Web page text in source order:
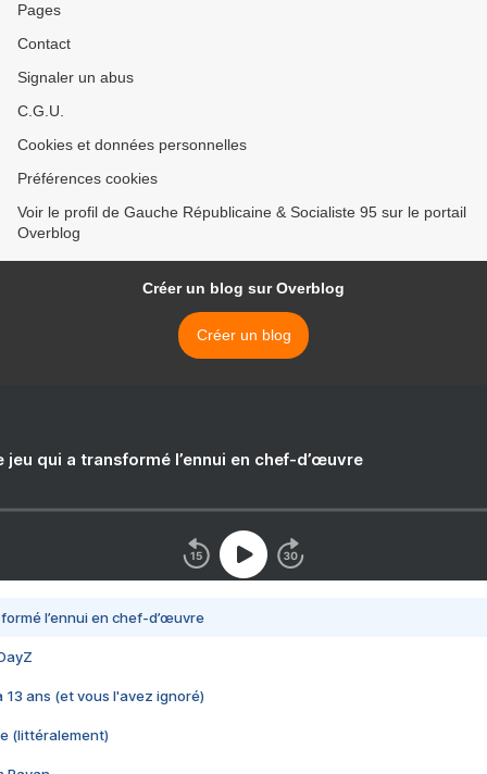
Pages
Contact
Signaler un abus
C.G.U.
Cookies et données personnelles
Préférences cookies
Voir le profil de Gauche Républicaine & Socialiste 95 sur le portail
Overblog
Créer un blog sur Overblog
Créer un blog
jeu qui a transformé l’ennui en chef-d’œuvre
l’ennui en chef-d’œuvre
13 ans (et vous l'avez ignoré)
(littéralement)